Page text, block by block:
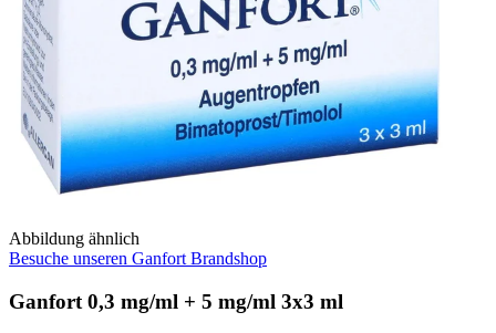
Abbildung ähnlich
Besuche unseren Ganfort Brandshop
Ganfort 0,3 mg/ml + 5 mg/ml 3x3 ml